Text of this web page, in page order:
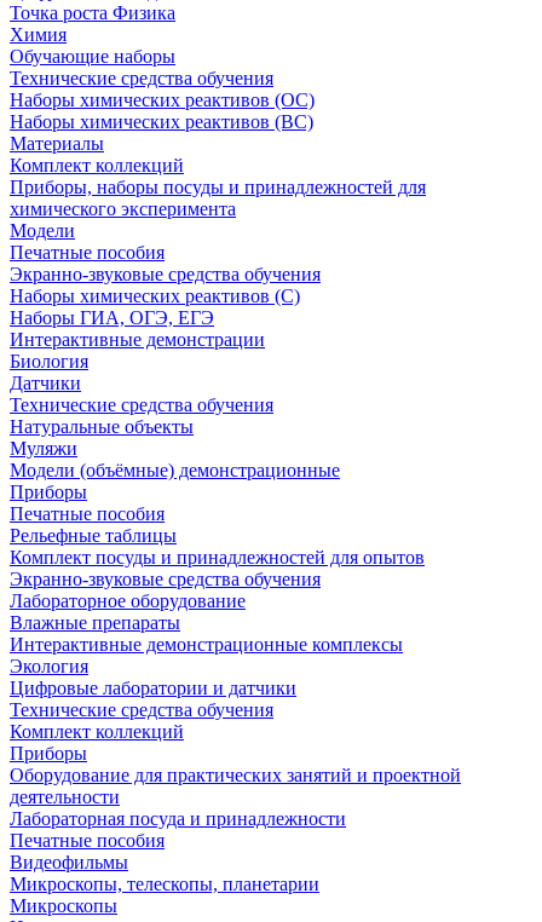
Точка роста Физика
Химия
Обучающие наборы
Технические средства обучения
Наборы химических реактивов (ОС)
Наборы химических реактивов (ВС)
Материалы
Комплект коллекций
Приборы, наборы посуды и принадлежностей для
химического эксперимента
Модели
Печатные пособия
Экранно-звуковые средства обучения
Наборы химических реактивов (С)
Наборы ГИА, ОГЭ, ЕГЭ
Интерактивные демонстрации
Биология
Датчики
Технические средства обучения
Натуральные объекты
Муляжи
Модели (объёмные) демонстрационные
Приборы
Печатные пособия
Рельефные таблицы
Комплект посуды и принадлежностей для опытов
Экранно-звуковые средства обучения
Лабораторное оборудование
Влажные препараты
Интерактивные демонстрационные комплексы
Экология
Цифровые лаборатории и датчики
Технические средства обучения
Комплект коллекций
Приборы
Оборудование для практических занятий и проектной
деятельности
Лабораторная посуда и принадлежности
Печатные пособия
Видеофильмы
Микроскопы, телескопы, планетарии
Микроскопы